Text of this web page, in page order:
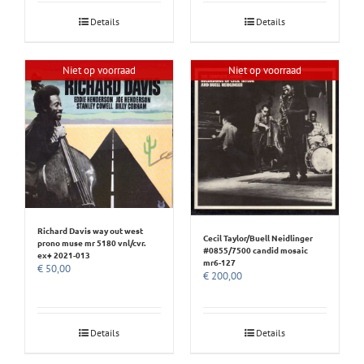
Details Details
Niet op voorraad
Richard Davis way out west
prono muse mr 5180 vnl/cvr.
ex+ 2021-013
€ 50,00
Details
Niet op voorraad
Cecil Taylor/Buell Neidlinger
#0855/7500 candid mosaic
mr6-127
€ 200,00
Details